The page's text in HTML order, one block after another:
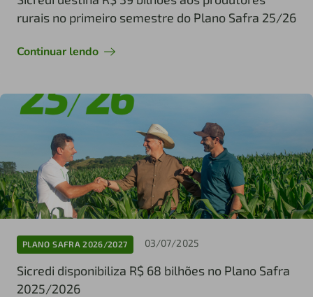
rurais no primeiro semestre do Plano Safra 25/26
Continuar lendo
PLANO SAFRA 2026/2027 03/07/2025
Sicredi disponibiliza R$ 68 bilhões no Plano Safra
2025/2026